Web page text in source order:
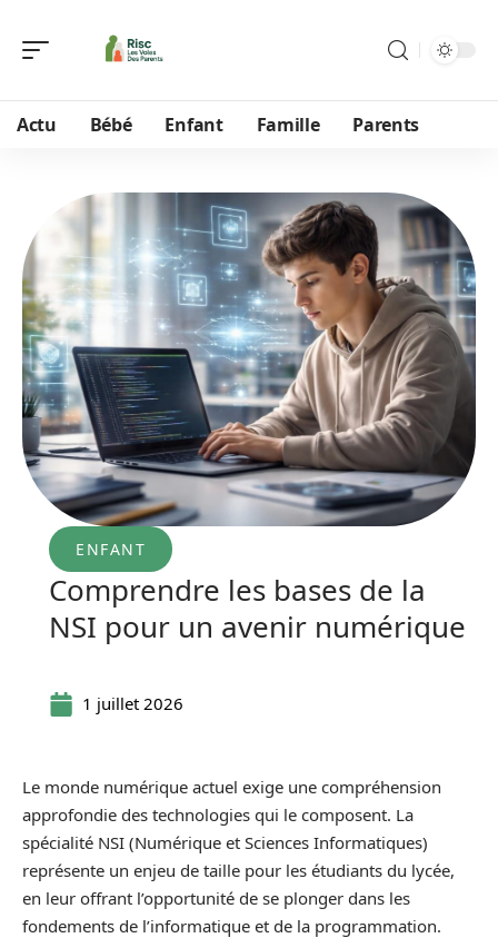
Actu Bébé Enfant Famille Parents
ENFANT
Comprendre les bases de la
NSI pour un avenir numérique
1 juillet 2026
Le monde numérique actuel exige une compréhension
approfondie des technologies qui le composent. La
spécialité NSI (Numérique et Sciences Informatiques)
représente un enjeu de taille pour les étudiants du lycée,
en leur offrant l’opportunité de se plonger dans les
fondements de l’informatique et de la programmation.